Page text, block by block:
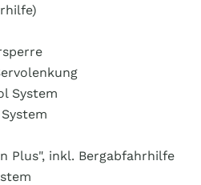
System
Plus", inkl. Bergabfahrhilfe